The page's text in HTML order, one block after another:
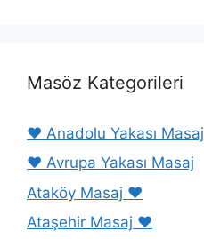
Masöz Kategorileri
❤️ Anadolu Yakası Masaj
❤️ Avrupa Yakası Masaj
Ataköy Masaj ❤️
Ataşehir Masaj ❤️